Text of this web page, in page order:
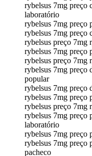
rybelsus 7mg preço
laboratório
rybelsus 7mg preço
rybelsus 7mg preço
rybelsus preço 7mg
rybelsus 7mg preço
rybelsus preço 7mg
rybelsus 7mg preço
popular
rybelsus 7mg preço
rybelsus 7mg preço
rybelsus preço 7mg
rybelsus 7mg preço
laboratório
rybelsus 7mg preço
rybelsus 7mg preço
pacheco